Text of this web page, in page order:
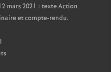
mars 2021 : texte Action
et compte-rendu.